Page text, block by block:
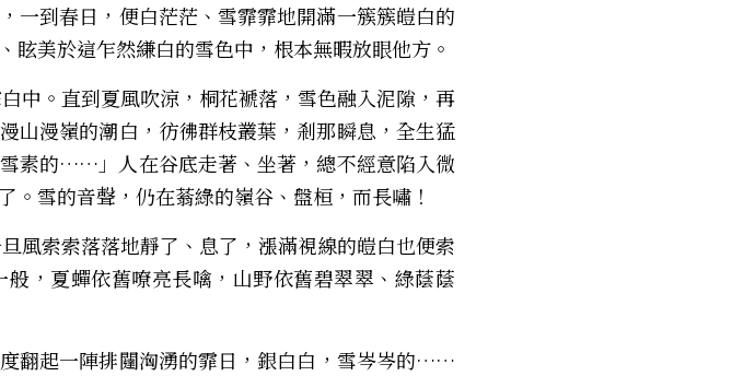
一到春日，便白茫茫、雪霏霏地開滿一簇簇皚白的
美於這乍然縑白的雪色中，根本無暇放眼他方。
山漫嶺的潮白，彷彿群枝叢葉，剎那瞬息，全生猛
素的……」人在谷底走著、坐著，總不經意陷入微
雪的音聲，仍在蓊綠的嶺谷、盤桓，而長嘯！
，夏蟬依舊嘹亮長噙，山野依舊碧翠翠、綠蔭蔭
起一陣排闥洶湧的霏日，銀白白，雪岑岑的……